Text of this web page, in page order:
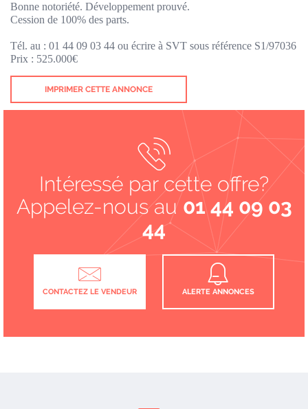
Bonne notoriété. Développement prouvé.
Cession de 100% des parts.
Tél. au : 01 44 09 03 44 ou écrire à SVT sous référence S1/97036
Prix : 525.000€
IMPRIMER CETTE ANNONCE
Intéressé par cette offre?
Appelez-nous au01 44 09 03
44
CONTACTEZ LE VENDEUR ALERTE ANNONCES